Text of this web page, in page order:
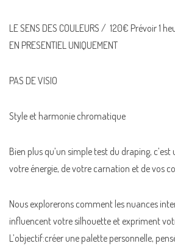
LE SENS DES COULEURS / 120€ Prévoir 1
EN PRESENTIEL UNIQUEMENT
PAS DE VISIO
Style et harmonie chromatique
Bien plus qu’un simple test du draping,
votre énergie, de votre carnation et de vos
Nous explorerons comment les nuances
influencent votre silhouette et expriment
L’objectif:créer une palette personnelle,